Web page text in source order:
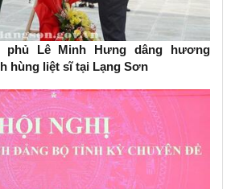
phủ Lê Minh Hưng dâng hương
hùng liệt sĩ tại Lạng Sơn